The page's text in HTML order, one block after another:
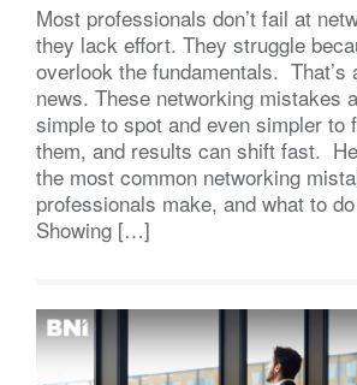
Most professionals don’t fail at
they lack effort. They struggle
overlook the fundamentals. That’s
news. These networking mistakes
simple to spot and even simpler to
them, and results can shift fast.
the most common networking
professionals make, and what to
Showing […]